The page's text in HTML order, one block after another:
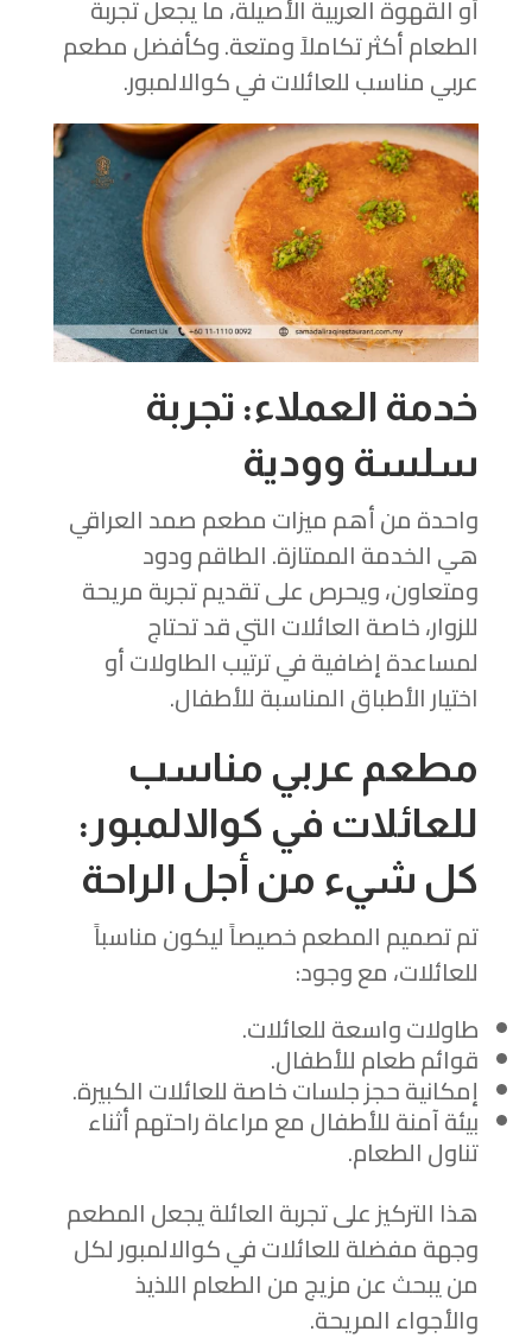
أو القهوة العربية الأصيلة، ما يجعل تجربة
الطعام أكثر تكاملاً ومتعة. وكأفضل مطعم
عربي مناسب للعائلات في كوالالمبور.
خدمة العملاء: تجربة
سلسة وودية
واحدة من أهم ميزات مطعم صمد العراقي
هي الخدمة الممتازة. الطاقم ودود
ومتعاون، ويحرص على تقديم تجربة مريحة
للزوار، خاصة العائلات التي قد تحتاج
لمساعدة إضافية في ترتيب الطاولات أو
اختيار الأطباق المناسبة للأطفال.
مطعم عربي مناسب
للعائلات في كوالالمبور:
كل شيء من أجل الراحة
تم تصميم المطعم خصيصاً ليكون مناسباً
للعائلات، مع وجود:
طاولات واسعة للعائلات.
قوائم طعام للأطفال.
إمكانية حجز جلسات خاصة للعائلات الكبيرة.
بيئة آمنة للأطفال مع مراعاة راحتهم أثناء
تناول الطعام.
هذا التركيز على تجربة العائلة يجعل المطعم
وجهة مفضلة للعائلات في كوالالمبور لكل
من يبحث عن مزيج من الطعام اللذيذ
والأجواء المريحة.